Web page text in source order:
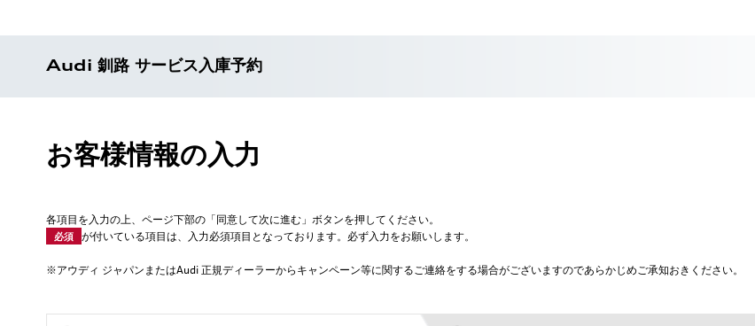
Audi 釧路 サービス入庫予約
お客様情報の入力
各項目を入力の上、ページ下部の「同意して次に進む」ボタンを押してください。
必須 が付いている項目は、入力必須項目となっております。必ず入力をお願いします。
※アウディ ジャパンまたはAudi 正規ディーラーからキャンペーン等に関するご連絡をする場合がございますのであらかじめご承知おきください。